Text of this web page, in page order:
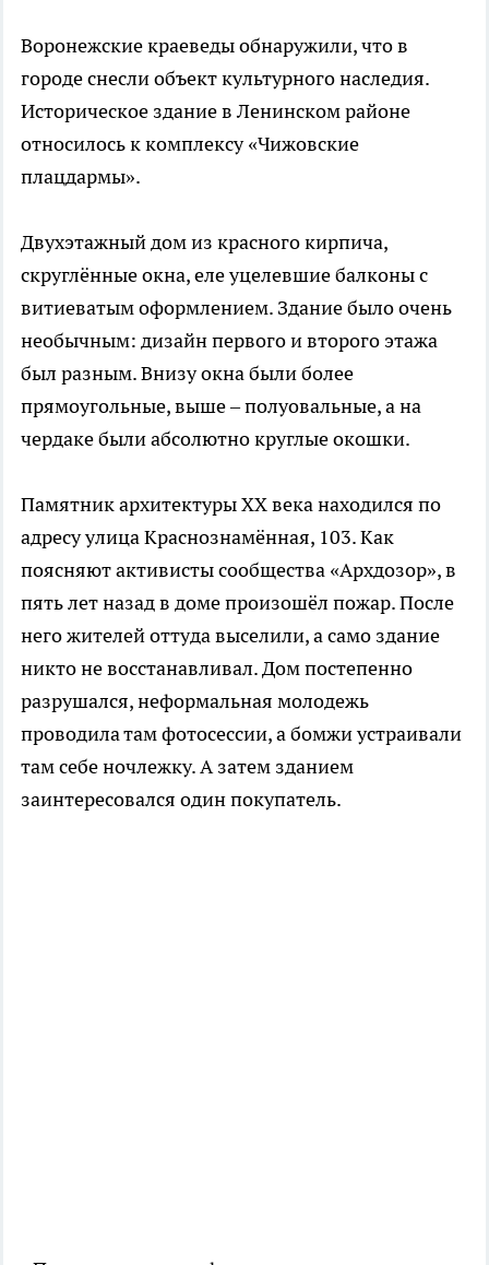
Воронежские краеведы обнаружили, что в
городе снесли объект культурного наследия.
Историческое здание в Ленинском районе
относилось к комплексу «Чижовские
плацдармы».
Двухэтажный дом из красного кирпича,
скруглённые окна, еле уцелевшие балконы с
витиеватым оформлением. Здание было очень
необычным: дизайн первого и второго этажа
был разным. Внизу окна были более
прямоугольные, выше – полуовальные, а на
чердаке были абсолютно круглые окошки.
Памятник архитектуры ХХ века находился по
адресу улица Краснознамённая, 103. Как
поясняют активисты сообщества «Архдозор», в
пять лет назад в доме произошёл пожар. После
него жителей оттуда выселили, а само здание
никто не восстанавливал. Дом постепенно
разрушался, неформальная молодежь
проводила там фотосессии, а бомжи устраивали
там себе ночлежку. А затем зданием
заинтересовался один покупатель.